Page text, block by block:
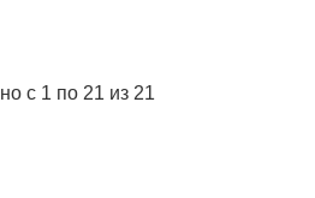
с 1 по 21 из 21